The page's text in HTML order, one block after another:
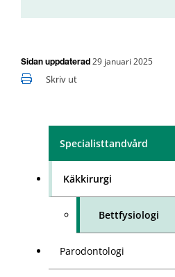
Specialisttandvård
Käkkirurgi
Bettfysiologi
Parodontologi
Sidan uppdaterad 29 januari 2025
Skriv ut